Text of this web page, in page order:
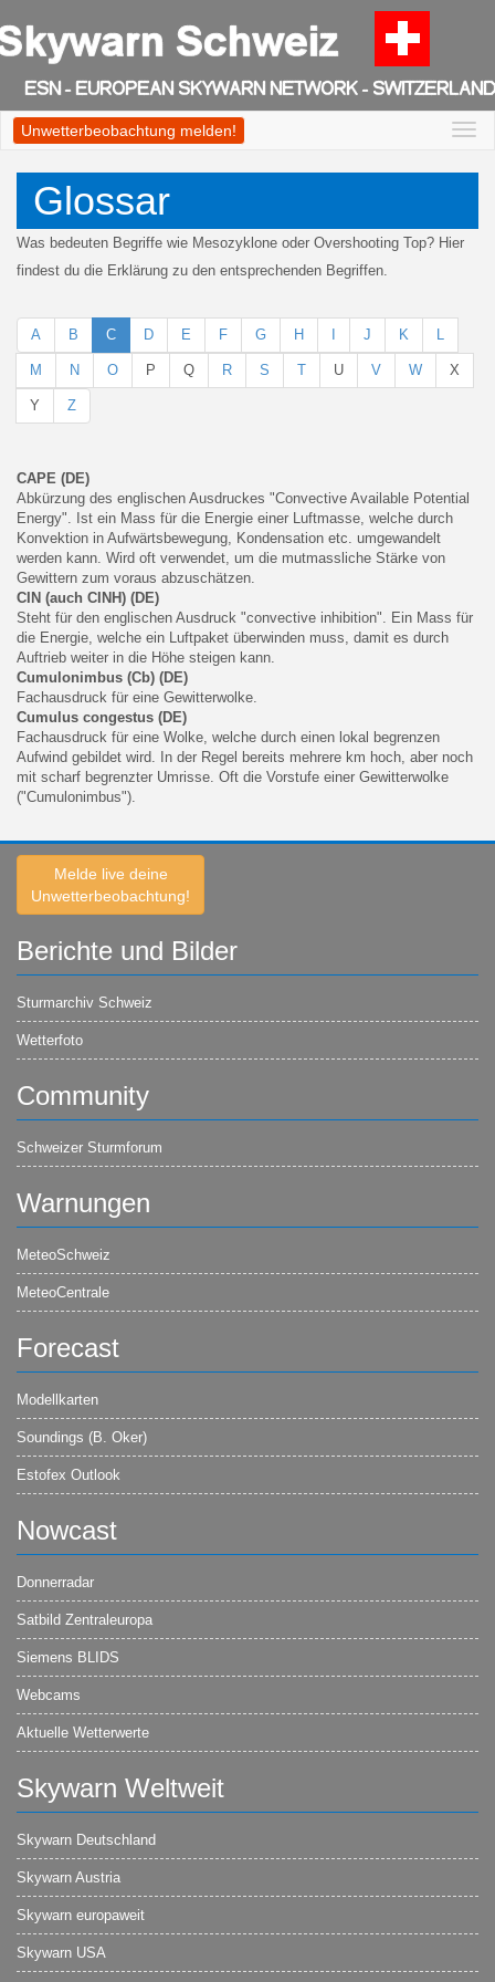
Unwetterbeobachtung melden!
Glossar
Was bedeuten Begriffe wie Mesozyklone oder Overshooting Top? Hier
findest du die Erklärung zu den entsprechenden Begriffen.
A B C D E F G H J K L
M N O P Q R S T U V W X
Y Z
CAPE (DE)
Abkürzung des englischen Ausdruckes "Convective Available Potential
Energy". Ist ein Mass für die Energie einer Luftmasse, welche durch
Konvektion in Aufwärtsbewegung, Kondensation etc. umgewandelt
werden kann. Wird oft verwendet, um die mutmassliche Stärke von
Gewittern zum voraus abzuschätzen.
CIN (auch CINH) (DE)
Steht für den englischen Ausdruck "convective inhibition". Ein Mass für
die Energie, welche ein Luftpaket überwinden muss, damit es durch
Auftrieb weiter in die Höhe steigen kann.
Cumulonimbus (Cb) (DE)
Fachausdruck für eine Gewitterwolke.
Cumulus congestus (DE)
Fachausdruck für eine Wolke, welche durch einen lokal begrenzen
Aufwind gebildet wird. In der Regel bereits mehrere km hoch, aber noch
mit scharf begrenzter Umrisse. Oft die Vorstufe einer Gewitterwolke
("Cumulonimbus").
Melde live deine
Unwetterbeobachtung!
Berichte und Bilder
Sturmarchiv Schweiz
Wetterfoto
Community
Schweizer Sturmforum
Warnungen
MeteoSchweiz
MeteoCentrale
Forecast
Modellkarten
Soundings (B. Oker)
Estofex Outlook
Nowcast
Donnerradar
Satbild Zentraleuropa
Siemens BLIDS
Webcams
Aktuelle Wetterwerte
Skywarn Weltweit
Skywarn Deutschland
Skywarn Austria
Skywarn europaweit
Skywarn USA